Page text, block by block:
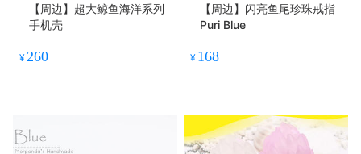
【周边】超大鲸鱼海洋系列
手机壳
¥ 260
【周边】闪亮鱼尾珍珠戒指
Puri Blue
¥ 168